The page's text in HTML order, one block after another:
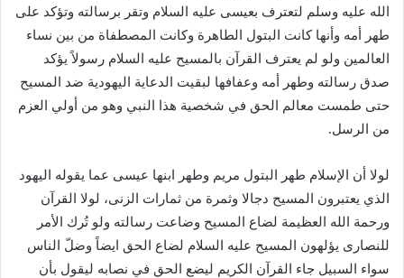
الله عليه وسلم لتعترف بعيسى عليه السلام وتقر برسالته وتؤكد على
طهر أمه وأنها كانت البتول الطاهرة وكانت المصطفاة من بين نساء
العالمين ولو لم يعترف القرآن بالمسيح عليه السلام رسولاً يؤكد
صدق رسالته وطهر أمه وعفافها لبقيت الدعاية اليهودية ضد المسيح
حتى طمست معالم الحق في شخصية هذا النبي وهو من أولي العزم
من الرسل.
لولا أن الإسلام طهر البتول مريم وطهر ابنها عيسى عما يقوله اليهود
الذي يعتبرون المسيح دجالا وثمرة من ثمارات الزنى، لولا القرآن
ورحمة الله العظيمة لضاع المسيح وضاعت رسالته ولو تُرك الأمر
للنصارى يؤلهون المسيح عليه السلام لضاع الحق ايضاً وضلّ الناس
سواء السبيل جاء القرآن الكريم ليضع الحق في نصابه ليقول بأن